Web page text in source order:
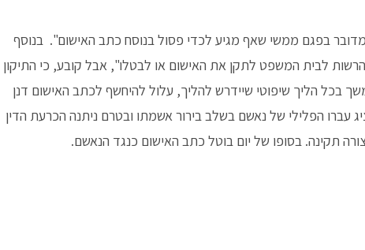
בפגם ממשי שאף מגיע לכדי פסול בנוסח כתב האישום". בנוסף
לחסד"פ לפיו, "נתונה הרשות לבית המשפט לתקן את האישום או לבטלו", אבל קובע, כי התיקון
בכל הליך שיפוטי שיידרש להליך, עלול להיחשף לכתב האישום דנן
עברו הפלילי של נאשם בשלב בירור אשמתו ובטרם ניתנה הכרעת הדין
תקינה. בסופו של יום בוטל כתב האישום כנגד הנאשם.